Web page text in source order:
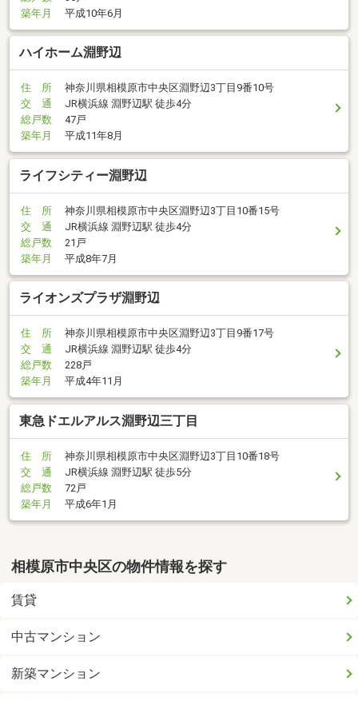
築年月
平成10年6月
ハイホーム淵野辺
住 所
神奈川県相模原市中央区淵野辺3丁目9番10号
交 通
JR横浜線 淵野辺駅 徒歩4分
総戸数
47戸
築年月
平成11年8月
ライフシティー淵野辺
住 所
神奈川県相模原市中央区淵野辺3丁目10番15号
交 通
JR横浜線 淵野辺駅 徒歩4分
総戸数
21戸
築年月
平成8年7月
ライオンズプラザ淵野辺
住 所
神奈川県相模原市中央区淵野辺3丁目9番17号
交 通
JR横浜線 淵野辺駅 徒歩4分
総戸数
228戸
築年月
平成4年11月
東急ドエルアルス淵野辺三丁目
住 所
神奈川県相模原市中央区淵野辺3丁目10番18号
交 通
JR横浜線 淵野辺駅 徒歩5分
総戸数
72戸
築年月
平成6年1月
相模原市中央区の物件情報を探す
賃貸
中古マンション
新築マンション